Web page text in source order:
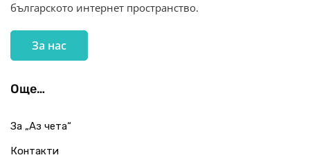
българското интернет пространство.
За нас
Още…
За „Аз чета“
Контакти